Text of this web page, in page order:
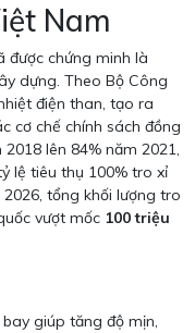
Nam
được chứng minh là
dựng. Theo Bộ Công
điện than, tạo ra
cơ chế chính sách đồng
lên 84% năm 2021,
lệ tiêu thụ 100% tro xỉ
tổng khối lượng tro
vượt mốc 100 triệu
bay giúp tăng độ mịn,